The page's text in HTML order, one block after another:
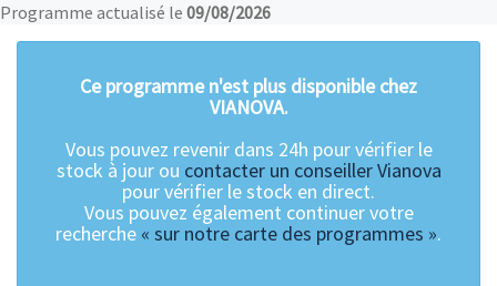
Programme actualisé le 09/08/2026
Ce programme n'est plus disponible chez
VIANOVA.
Vous pouvez revenir dans 24h pour vérifier le
stock à jour ou contacter un conseiller Vianova
pour vérifier le stock en direct.
Vous pouvez également continuer votre
recherche « sur notre carte des programmes ».